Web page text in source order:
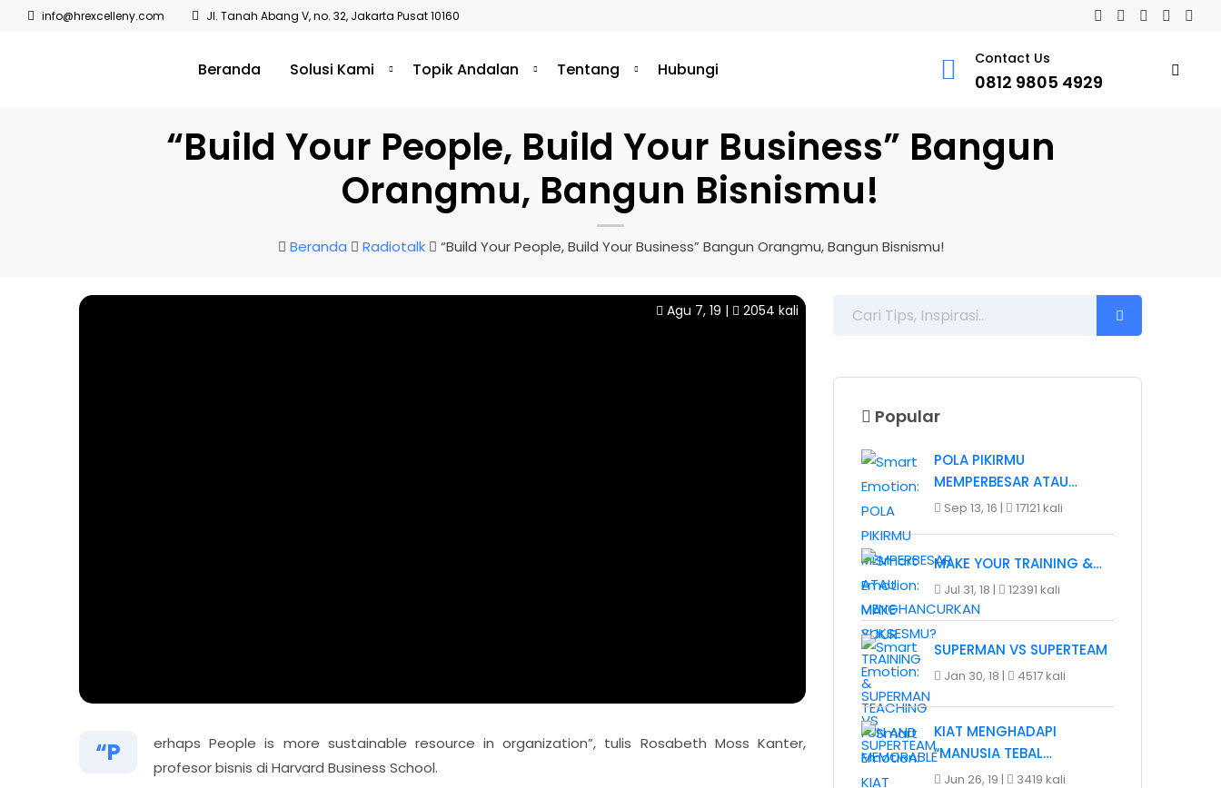
info@hrexcelleny.com Jl. Tanah Abang V, no. 32, Jakarta Pusat 10160
Beranda Solusi Kami Topik Andalan Tentang Hubungi
Contact Us
0812 9805 4929
“Build Your People, Build Your Business” Bangun
Orangmu, Bangun Bisnismu!
Beranda Radiotalk “Build Your People, Build Your Business” Bangun Orangmu, Bangun Bisnismu!
Agu 7, 19 | 2054 kali
“P
erhaps People is more sustainable resource in organization”, tulis Rosabeth Moss Kanter,
profesor bisnis di Harvard Business School.
Popular
POLA PIKIRMU
MEMPERBESAR ATAU…
Sep 13, 16 | 17121 kali
MAKE YOUR TRAINING &…
Jul 31, 18 | 12391 kali
SUPERMAN VS SUPERTEAM
Jan 30, 18 | 4517 kali
KIAT MENGHADAPI
“MANUSIA TEBAL…
Jun 26, 19 | 3419 kali